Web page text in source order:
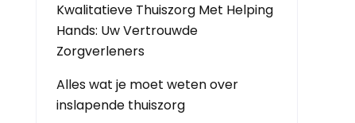
Kwalitatieve Thuiszorg Met Helping
Hands: Uw Vertrouwde
Zorgverleners
Alles wat je moet weten over
inslapende thuiszorg